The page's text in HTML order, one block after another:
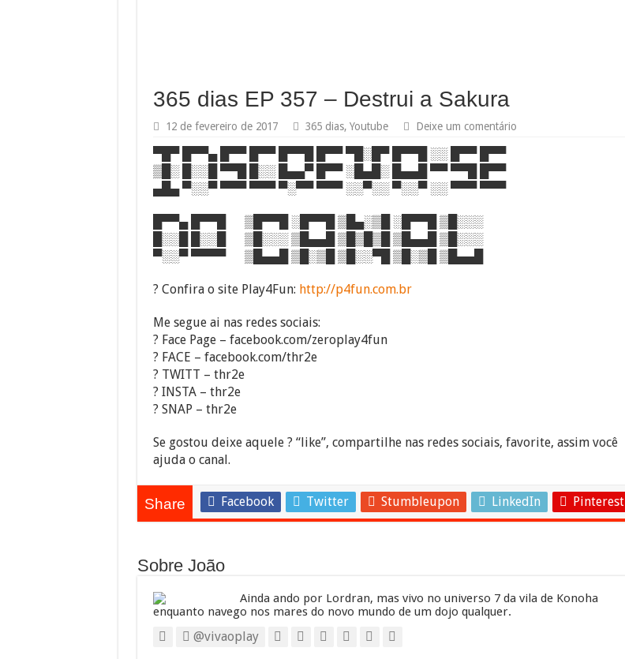
365 dias EP 357 – Destrui a Sakura
12 de fevereiro de 2017 365 dias, Youtube Deixe um comentário
▀█▀ █▀▀▄ █▀▀ █▀▀ █▀▀█ █▀▀ ▀█░█▀ █▀▀█ ░░ █▀▀ █▀▀
▒█░ █░░█ ▀▀█ █░░ █▄▄▀ █▀▀ ░█▄█░ █▄▄█ ▀▀ ▀▀█ █▀▀
▄█▄ ▀░░▀ ▀▀▀ ▀▀▀ ▀░▀▀ ▀▀▀ ░░▀░░ ▀░░▀ ░░ ▀▀▀ ▀▀▀
█▀▀▄ █▀▀█ ▒█▀▀█ ░█▀▀█ ▒█▄░▒█ ░█▀▀█ ▒█░░░
█░░█ █░░█ ▒█░░░ ▒█▄▄█ ▒█▒█▒█ ▒█▄▄█ ▒█░░░
▀░░▀ ▀▀▀▀ ▒█▄▄█ ▒█░▒█ ▒█░░▀█ ▒█░▒█ ▒█▄▄█
? Confira o site Play4Fun: http://p4fun.com.br
Me segue ai nas redes sociais:
? Face Page – facebook.com/zeroplay4fun
? FACE – facebook.com/thr2e
? TWITT – thr2e
? INSTA – thr2e
? SNAP – thr2e
Se gostou deixe aquele ? “like”, compartilhe nas redes sociais, favorite, assim você
ajuda o canal.
Share Facebook Twitter Stumbleupon LinkedIn Pinterest
Sobre João
Ainda ando por Lordran, mas vivo no universo 7 da vila de Konoha
enquanto navego nos mares do novo mundo de um dojo qualquer.
@vivaoplay